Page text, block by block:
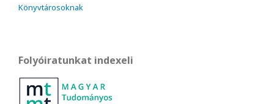
Könyvtárosoknak
Folyóiratunkat indexeli